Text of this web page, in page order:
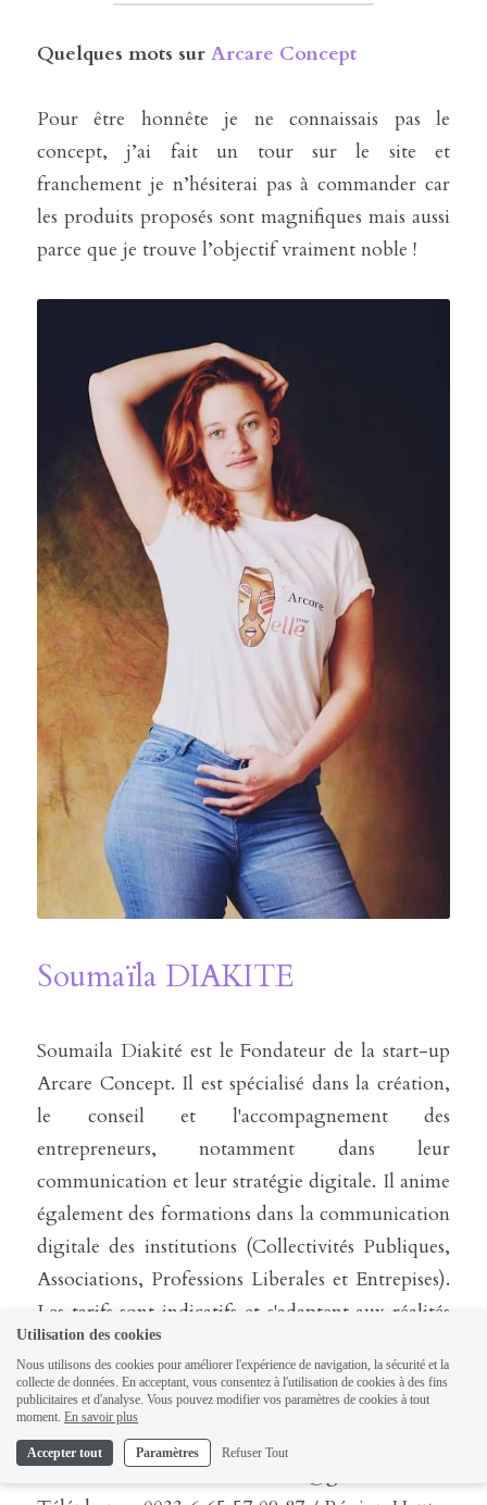
Quelques mots sur Arcare Concept
Pour être honnête je ne connaissais pas le
concept, j’ai fait un tour sur le site et
franchement je n’hésiterai pas à commander car
les produits proposés sont magnifiques mais aussi
parce que je trouve l’objectif vraiment noble !
Soumaïla DIAKITE
Soumaila Diakité est le Fondateur de la start-up
Arcare Concept. Il est spécialisé dans la création,
le conseil et l'accompagnement des
entrepreneurs, notamment dans leur
communication et leur stratégie digitale. Il anime
également des formations dans la communication
digitale des institutions (Collectivités Publiques,
Associations, Professions Liberales et Entrepises).
Les tarifs sont indicatifs et s'adaptent aux réalités
économiques des pays où sont situés nos
collaborateurs (France, Mali, espace
francophone).
Contacts : soumaila.diakite@gmail.com /
Utilisation des cookies
Nous utilisons des cookies pour améliorer l'expérience de navigation, la sécurité et la
collecte de données. En acceptant, vous consentez à l'utilisation de cookies à des fins
publicitaires et d'analyse. Vous pouvez modifier vos paramètres de cookies à tout
moment. En savoir plus
Accepter tout Paramètres Refuser Tout